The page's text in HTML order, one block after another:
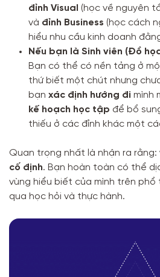
đỉnh Visual (học về nguyên
và đỉnh Business (học cách
hiểu nhu cầu kinh doanh
Nếu bạn là Sinh viên (Đồ
Bạn có thể có nền tảng ở
thứ biết một chút nhưng
bạn xác định hướng đi mình
kế hoạch học tập để bổ
thiếu ở các đỉnh khác một
Quan trọng nhất là nhận ra rằng:
cố định. Bạn hoàn toàn có thể
vùng hiểu biết của mình trên
qua học hỏi và thực hành.